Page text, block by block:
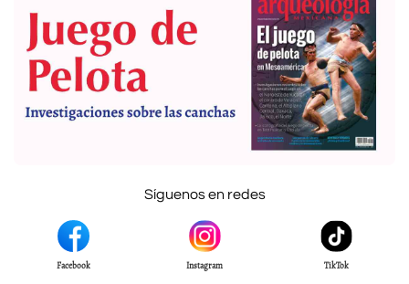
Síguenos en redes
Facebook Instagram TikTok